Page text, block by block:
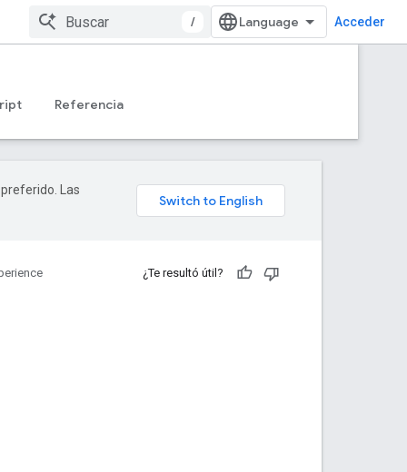
/ Acceder
Referencia
Las
¿Te resultó útil?